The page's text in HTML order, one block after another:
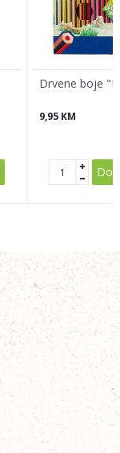
Drvene boje
9,95 KM